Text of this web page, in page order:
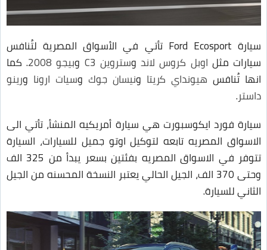
سيارة Ford Ecosport تأتي في الأسواق المصرية لتُنافس
سيارات مثل اوبل كروس لاندوستروين C3 وبيجو 2008
. كما
انها تُنافس هيونداي كريتا ونيسان جوك وسيات ارونا ورينو
داستر.
سيارة فورد ايكوسبورت هي سيارة أمريكيه المنشأ، تأتي الى
الاسواق المصريه تابعه لتوكيل اوتو جميل للسيارات، السيارة
تتوفر في الاسواق المصريه بفئتين بسعر يبدأ من 325 الف
وحتى 370 الف، الجيل الحالي يعتبر النسخة المحسنه من الجيل
الثاني للسيارة.